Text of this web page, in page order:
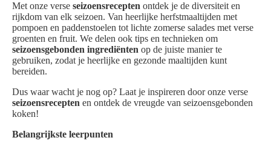
Met onze verse seizoensrecepten ontdek je de diversiteit en
rijkdom van elk seizoen. Van heerlijke herfstmaaltijden met
pompoen en paddenstoelen tot lichte zomerse salades met verse
groenten en fruit. We delen ook tips en technieken om
seizoensgebonden ingrediënten op de juiste manier te
gebruiken, zodat je heerlijke en gezonde maaltijden kunt
bereiden.
Dus waar wacht je nog op? Laat je inspireren door onze verse
seizoensrecepten en ontdek de vreugde van seizoensgebonden
koken!
Belangrijkste leerpunten